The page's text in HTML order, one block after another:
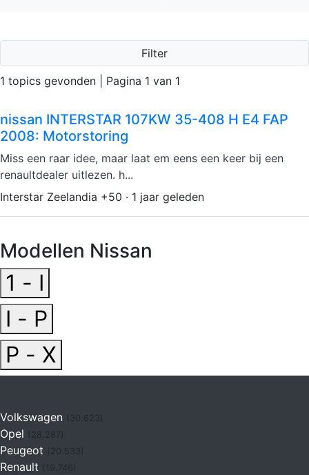
Filter
1 topics gevonden | Pagina 1 van 1
nissan INTERSTAR 107KW 35-408 H E4 FAP
2008: Motorstoring
Miss een raar idee, maar laat em eens een keer bij een
renaultdealer uitlezen. h...
Interstar Zeelandia +50 · 1 jaar geleden
Modellen Nissan
1 - I
I - P
P - X
Volkswagen (30.623)
Opel
Peugeot
Renault (19.746)